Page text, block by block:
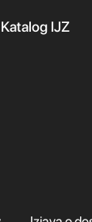
Katalog IJZ